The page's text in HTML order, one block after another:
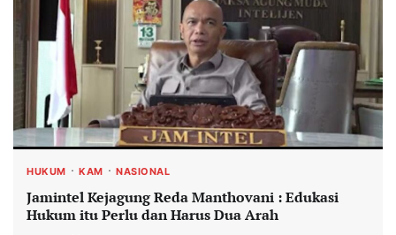
HUKUM KAM NASIONAL
Jamintel Kejagung Reda Manthovani : Edukasi
Hukum itu Perlu dan Harus Dua Arah